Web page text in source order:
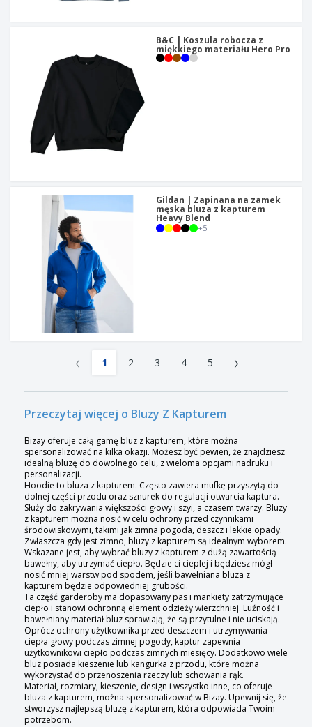
B&C | Koszula robocza z
miękkiego materiału Hero Pro
Gildan | Zapinana na zamek
męska bluza z kapturem
Heavy Blend
+5
‹ 1 2 3 4 5 ›
Przeczytaj więcej o Bluzy Z Kapturem
Bizay oferuje całą gamę bluz z kapturem, które można
spersonalizować na kilka okazji. Możesz być pewien, że znajdziesz
idealną bluzę do dowolnego celu, z wieloma opcjami nadruku i
personalizacji.
Hoodie to bluza z kapturem. Często zawiera mufkę przyszytą do
dolnej części przodu oraz sznurek do regulacji otwarcia kaptura.
Służy do zakrywania większości głowy i szyi, a czasem twarzy. Bluzy
z kapturem można nosić w celu ochrony przed czynnikami
środowiskowymi, takimi jak zimna pogoda, deszcz i lekkie opady.
Zwłaszcza gdy jest zimno, bluzy z kapturem są idealnym wyborem.
Wskazane jest, aby wybrać bluzy z kapturem z dużą zawartością
bawełny, aby utrzymać ciepło. Będzie ci cieplej i będziesz mógł
nosić mniej warstw pod spodem, jeśli bawełniana bluza z
kapturem będzie odpowiedniej grubości.
Ta część garderoby ma dopasowany pas i mankiety zatrzymujące
ciepło i stanowi ochronną element odzieży wierzchniej. Luźność i
bawełniany materiał bluz sprawiają, że są przytulne i nie uciskają.
Oprócz ochrony użytkownika przed deszczem i utrzymywania
ciepła głowy podczas zimnej pogody, kaptur zapewnia
użytkownikowi ciepło podczas zimnych miesięcy. Dodatkowo wiele
bluz posiada kieszenie lub kangurka z przodu, które można
wykorzystać do przenoszenia rzeczy lub schowania rąk.
Materiał, rozmiary, kieszenie, design i wszystko inne, co oferuje
bluza z kapturem, można spersonalizować w Bizay. Upewnij się, że
stworzysz najlepszą bluzę z kapturem, która odpowiada Twoim
potrzebom.